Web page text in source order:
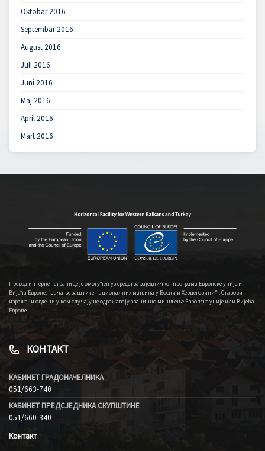
Oktobar 2016
Septembar 2016
August 2016
Juli 2016
Juni 2016
Maj 2016
April 2016
Mart 2016
Превод интернет странице је омогућен уз средства заједничког програма Европске уније и
Вијећа Европе, “Јачање заштите националних мањина у Босни и Херцеговини” . Ставови
изражени овде ни у ком случају не одражавају званично мишљење Европске уније или Вијећа
Европе.
КОНТАКТ
КАБИНЕТ ГРАДОНАЧЕЛНИКА
051/663-740
КАБИНЕТ ПРЕДСЈЕДНИКА СКУПШТИНЕ
051/660-340
Контакт